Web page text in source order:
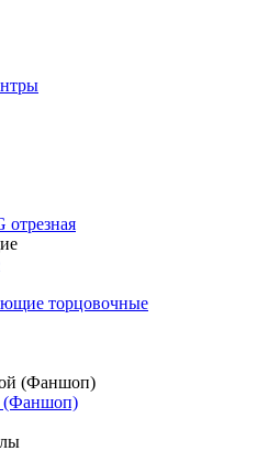
отрезная
торцовочные
(Фаншоп)